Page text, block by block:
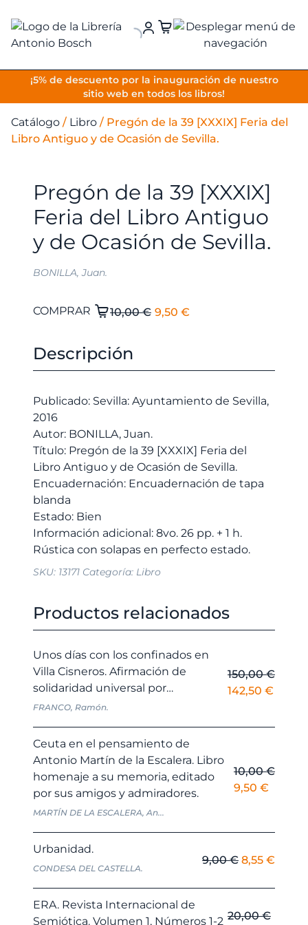
¡5% de descuento por la inauguración de nuestro
sitio web en todos los libros!
VOLVER
Catálogo / Libro / Pregón de la 39 [XXXIX] Feria del
Libro Antiguo y de Ocasión de Sevilla.
Pregón de la 39 [XXXIX]
Feria del Libro Antiguo
y de Ocasión de Sevilla.
BONILLA, Juan.
10,00€ El
era:
9,50 €
es:
Pregón
39
del
Libro
Antiguo
y
de
Ocasión
de
Sevilla.
cantidad
COMPRAR
Descripción
Publicado: Sevilla: Ayuntamiento de Sevilla,
2016
Autor: BONILLA, Juan.
Título: Pregón de la 39 [XXXIX] Feria del
Libro Antiguo y de Ocasión de Sevilla.
Encuadernación: Encuadernación de tapa
blanda
Estado: Bien
Información adicional: 8vo. 26 pp. + 1 h.
SKU: 13171 Categoría: Libro
Productos relacionados
Unos días con los confinados en
Villa Cisneros. Afirmación de
solidaridad universal por…
FRANCO, Ramón.
150,00€
El
142,50 €
Ceuta en el pensamiento de
Antonio Martín de la Escalera. Libro
homenaje a su memoria, editado
por sus amigos y admiradores.
MARTÍN DE LA ESCALERA, An...
10,00€
El
era:
10,00 €.
9,50 €
es:
9,50 €.
Urbanidad.
CONDESA DEL CASTELLA.
9,00€ El
original
era:
8,55 €
ERA. Revista Internacional de
Semiótica. Volumen 1, Números 1-2 20,00€